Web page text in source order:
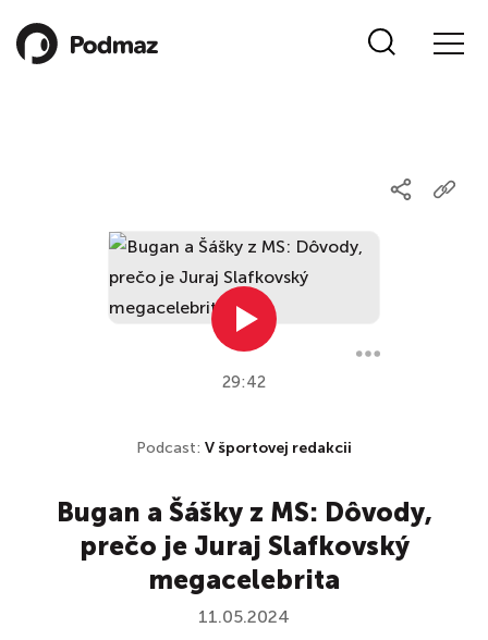
29:42
Podcast: V športovej redakcii
Bugan a Šášky z MS: Dôvody,
prečo je Juraj Slafkovský
megacelebrita
11.05.2024